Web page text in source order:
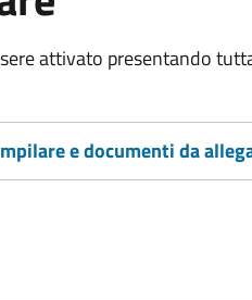
attivato presentando
e documenti da